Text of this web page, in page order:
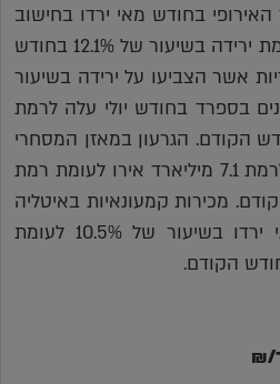
בחודש מאי ירדו בחישוב
שנתי בשיעור של 5.1% לעומת ירידה בשיעור של 12.1% בחודש
אשר הצביעו על ירידה בשיעור
בספרד בחודש יולי עלה לרמת
רמת 52.9 בחודש הקודם. הגרעון במאזן המסחרי
בצרפת בחודש מאי עלה לרמת 7.1 מיליארד אירו לעומת רמת
מכירות קמעונאיות באיטליה
בחודש מאי בחישוב שנתי ירדו בשיעור של 10.5% לעומת
₪